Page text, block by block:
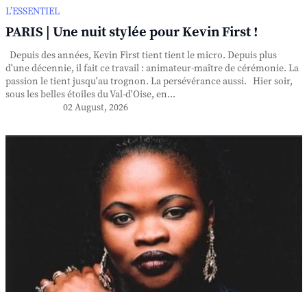
L’ESSENTIEL
PARIS | Une nuit stylée pour Kevin First !
Depuis des années, Kevin First tient tient le micro. Depuis plus
d'une décennie, il fait ce travail : animateur-maître de cérémonie. La
passion le tient jusqu'au trognon. La persévérance aussi. Hier soir,
sous les belles étoiles du Val-d'Oise, en...
02 August, 2026